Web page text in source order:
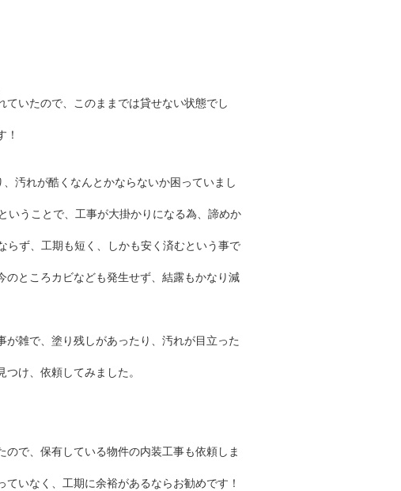
いたので、このままでは貸せない状態でし
！
汚れが酷くなんとかならないか困っていまし
いうことで、工事が大掛かりになる為、諦めか
らず、工期も短く、しかも安く済むという事で
のところカビなども発生せず、結露もかなり減
雑で、塗り残しがあったり、汚れが目立った
け、依頼してみました。
で、保有している物件の内装工事も依頼しま
いなく、工期に余裕があるならお勧めです！